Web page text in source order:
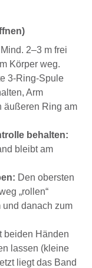
Mind. 2–3 m frei
Körper weg.
3-Ring-Spule
Arm
äußeren Ring am
behalten:
bleibt am
Den obersten
„rollen“
und danach zum
beiden Händen
lassen (kleine
liegt das Band